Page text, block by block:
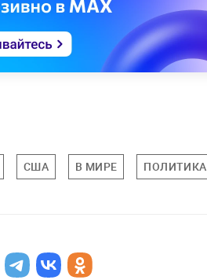
США В МИРЕ ПОЛИТИКА